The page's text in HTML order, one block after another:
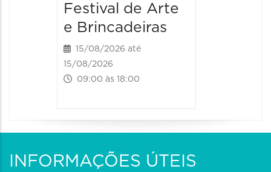
Festival de Arte
e Brincadeiras
15/08/2026 até
15/08/2026
09:00 às 18:00
INFORMAÇÕES ÚTEIS